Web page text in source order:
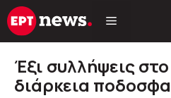
Μετάβαση
σε
Έξι συλλήψεις
διάρκεια